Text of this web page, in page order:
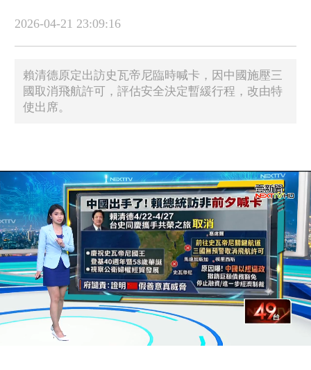
2026-04-21 23:09:16
​賴清德原定出訪史瓦帝尼臨時喊卡，因中國施壓三
國取消飛航許可，評估安全決定暫緩行程，改由特
使出席。